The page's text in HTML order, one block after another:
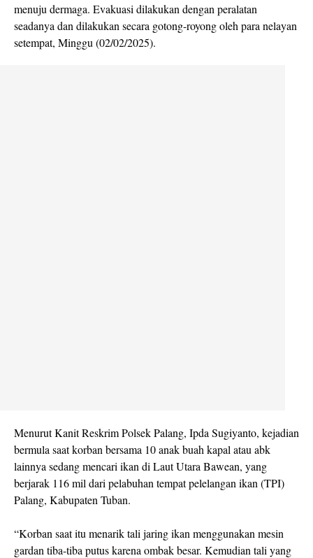
menuju dermaga. Evakuasi dilakukan dengan peralatan
seadanya dan dilakukan secara gotong-royong oleh para nelayan
setempat, Minggu (02/02/2025).
Menurut Kanit Reskrim Polsek Palang, Ipda Sugiyanto, kejadian
bermula saat korban bersama 10 anak buah kapal atau abk
lainnya sedang mencari ikan di Laut Utara Bawean, yang
berjarak 116 mil dari pelabuhan tempat pelelangan ikan (TPI)
Palang, Kabupaten Tuban.
“Korban saat itu menarik tali jaring ikan menggunakan mesin
gardan tiba-tiba putus karena ombak besar. Kemudian tali yang